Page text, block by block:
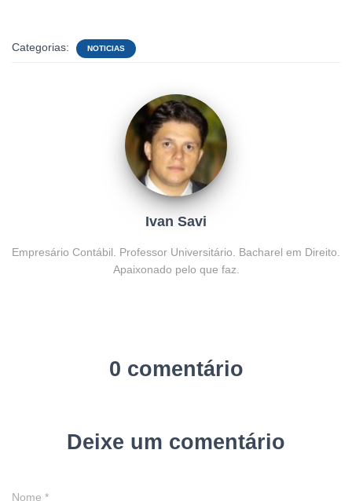
Categorias: NOTICIAS
Ivan Savi
Empresário Contábil. Professor Universitário. Bacharel em Direito.
Apaixonado pelo que faz.
0 comentário
Deixe um comentário
Nome *